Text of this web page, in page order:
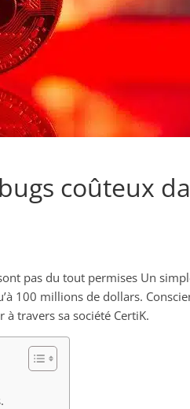
coûteux
pas du tout permises Un
100 millions de dollars.
travers sa société CertiK.